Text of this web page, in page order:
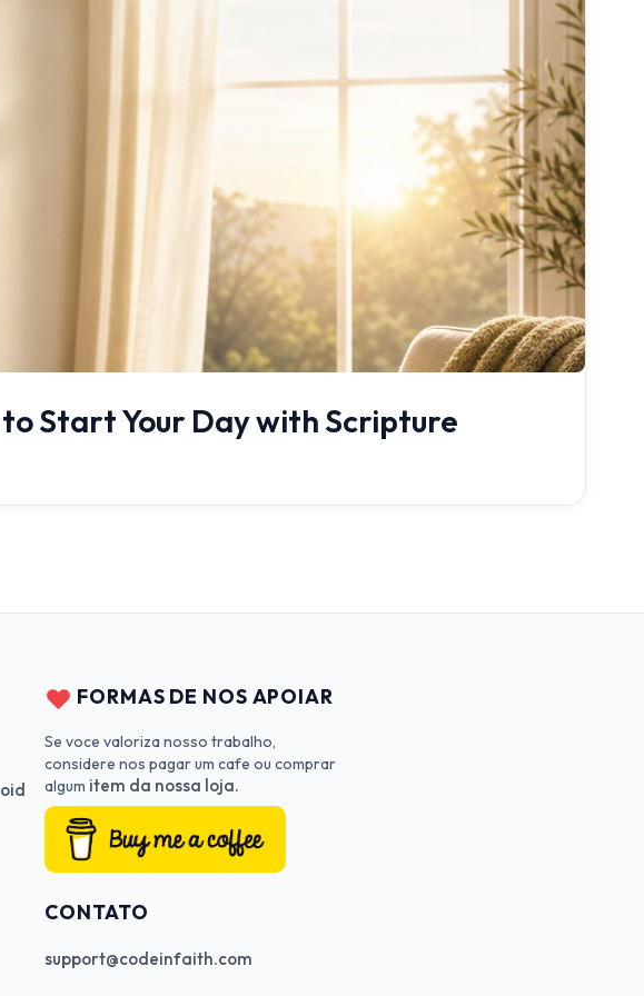
Start Your Day with Scripture
FORMAS DE NOS APOIAR
Se voce valoriza nosso trabalho,
considere nos pagar um cafe ou comprar
algum item da nossa loja.
CONTATO
support@codeinfaith.com